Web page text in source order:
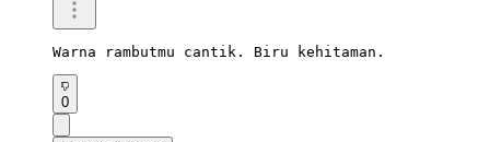
Warna rambutmu cantik. Biru kehitaman.
0